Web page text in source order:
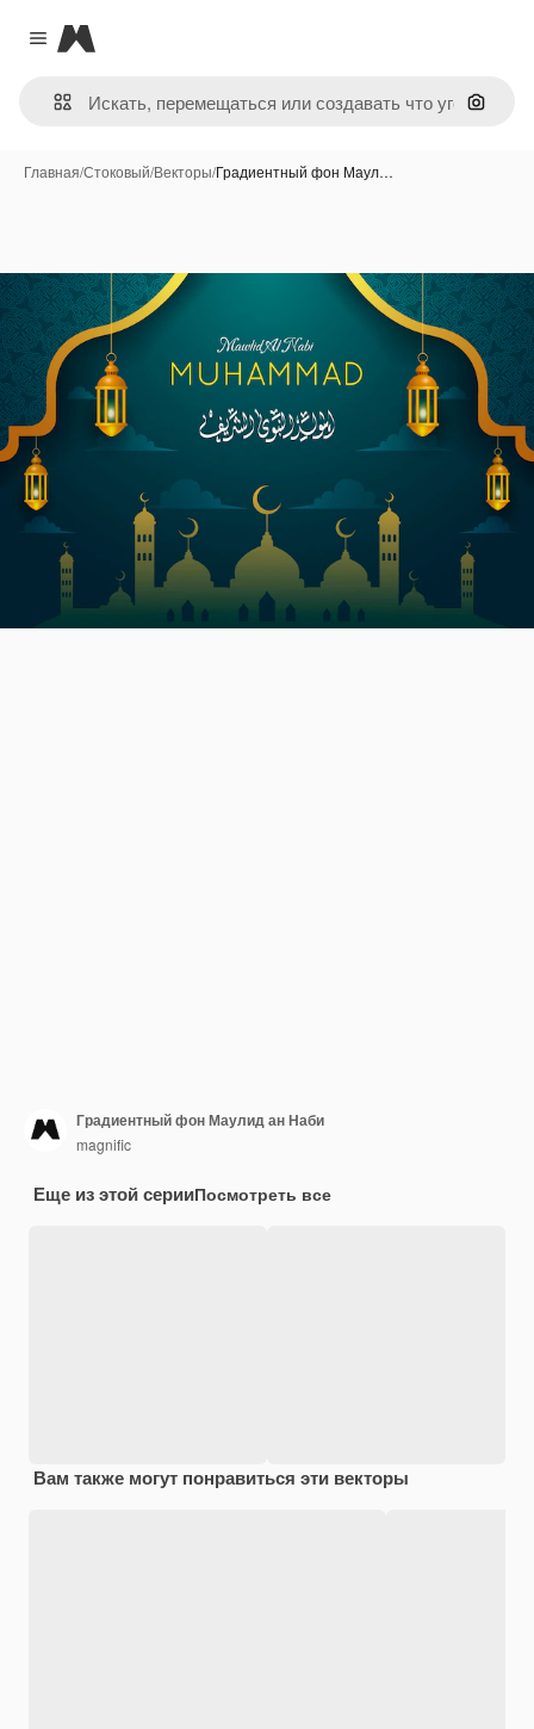
Close menu
Magnific
Поиск
Главная/Стоковый/Векторы/Градиентный фон Маул…
Градиентный фон Маулид ан Наби
magnific
Еще из этой серииПосмотреть все
Вам также могут понравиться эти векторы